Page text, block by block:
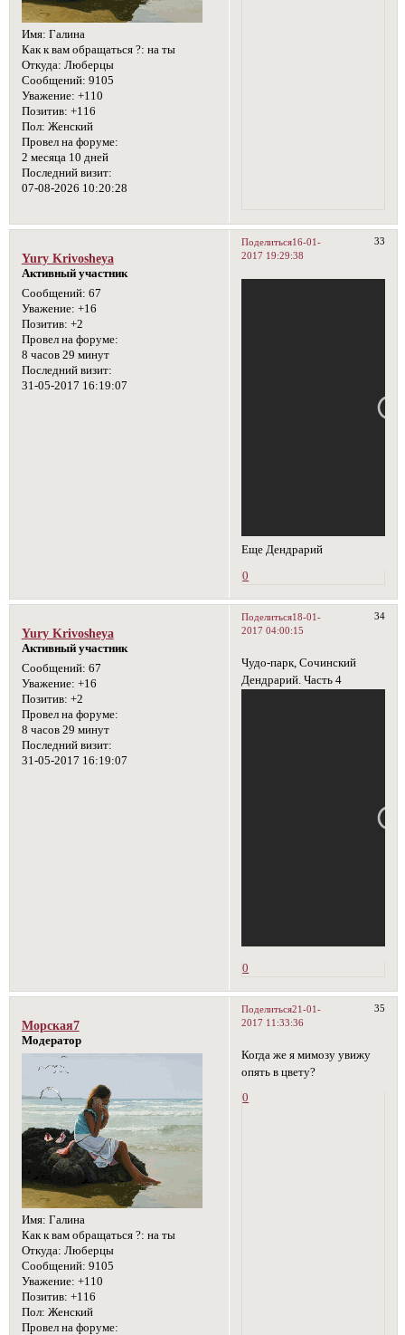
Имя: Галина
Как к вам обращаться ?: на ты
Откуда: Люберцы
Сообщений: 9105
Уважение: +110
Позитив: +116
Пол: Женский
Провел на форуме:
2 месяца 10 дней
Последний визит:
07-08-2026 10:20:28
Поделиться 33
16-01-
2017 19:29:38
Yury Krivosheya
Активный участник
Сообщений: 67
Уважение: +16
Позитив: +2
Провел на форуме:
8 часов 29 минут
Последний визит:
31-05-2017 16:19:07
Еще Дендрарий
0
Поделиться 34
18-01-
2017 04:00:15
Yury Krivosheya
Активный участник
Сообщений: 67
Уважение: +16
Позитив: +2
Провел на форуме:
8 часов 29 минут
Последний визит:
31-05-2017 16:19:07
Чудо-парк, Сочинский
Дендрарий. Часть 4
0
Поделиться 35
21-01-
2017 11:33:36
Морская7
Модератор
Имя: Галина
Как к вам обращаться ?: на ты
Откуда: Люберцы
Сообщений: 9105
Уважение: +110
Позитив: +116
Пол: Женский
Провел на форуме:
Когда же я мимозу увижу
опять в цвету?
0